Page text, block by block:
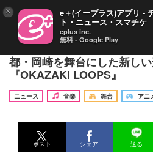
音楽・アート・ダンス・伝
都・岡崎を舞台にした新し
『OKAZAKI LOOPS』
ニュース 音楽 舞台
アニ
ポスト シェア 送る
× e＋(イープラス)アプリ -
ト・ニュース・スマチケ
eplus inc.
無料 - Google Play